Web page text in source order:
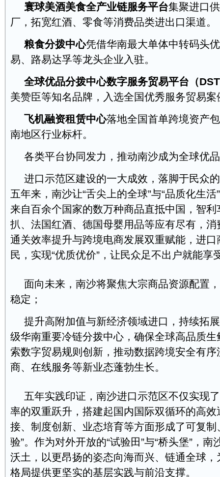
寰球美酒美食全产业链服务平台集聚进口
厂，拓宽红酒、零食等消费品类进出口渠道。
粮食分拨中心凭借华南最大单体中转码头
易、路易达孚等龙头企业入驻。
全球优品分拨中心数字服务贸易平台（
美赞臣等知名品牌，入选全国优秀服务贸易案
飞机融资租赁中心落地全国首单跨境资产
南地区行业标杆。
各类平台协同发力，推动南沙成为全球优
进口示范区建设的一大成效，落脚于民众
五年来，南沙让“舌尖上的全球”与“品质化生
来自百余个国家的数万种商品直抵中国，智
扒、法国红酒、德国母婴用品等应有尽有，
通关效率提升与跨境电商发展双重赋能，进
民，实现“优质优价”，让民众足不出户就能享
面向未来，南沙将聚焦大宗商品资源配置
稳定；
提升高附加值与新经济领域进口，持续拓
级华南重要冷链分拨中心，确保全球高品质生
索数字贸易规则创新，推动数据跨境安全有
商、在线服务等新业态蓬勃生长。
五年实践印证，南沙进口示范区不仅实现
率的双重跃升，搭建起国内国际双循环的高
接、制度创新、业态培育等方面形成了可复制
验”。作为对外开放的“试验田”与“桥头堡”，
沃土，以更昂扬的姿态向海而兴、链通全球
格局提供更坚实的基层实践与前沿支撑。